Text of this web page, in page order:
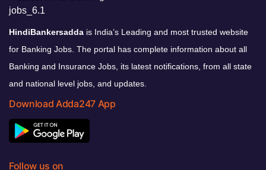
HindiBankersadda is India’s Leading and most trusted website
for Banking Jobs. The portal has complete information about all
Banking and Insurance Jobs, its latest notifications, from all state
and national level jobs, and updates.
Download Adda247 App
Follow us on